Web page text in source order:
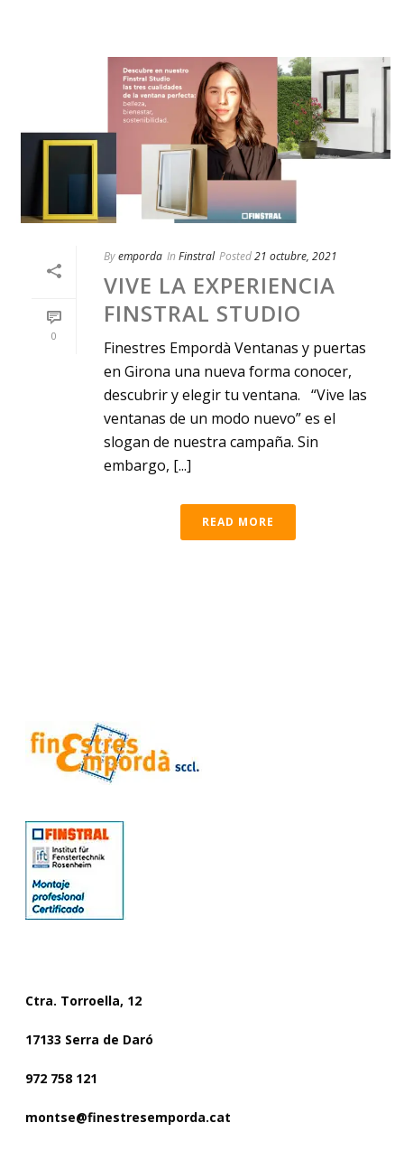
0
Byemporda In Finstral Posted21 octubre, 2021
VIVE LA EXPERIENCIA
FINSTRAL STUDIO
Finestres Empordà Ventanas y puertas
en Girona una nueva forma conocer,
descubrir y elegir tu ventana. “Vive las
ventanas de un modo nuevo” es el
slogan de nuestra campaña. Sin
embargo, [...]
READ MORE
Ctra. Torroella, 12
17133 Serra de Daró
972 758 121
montse@finestresemporda.cat